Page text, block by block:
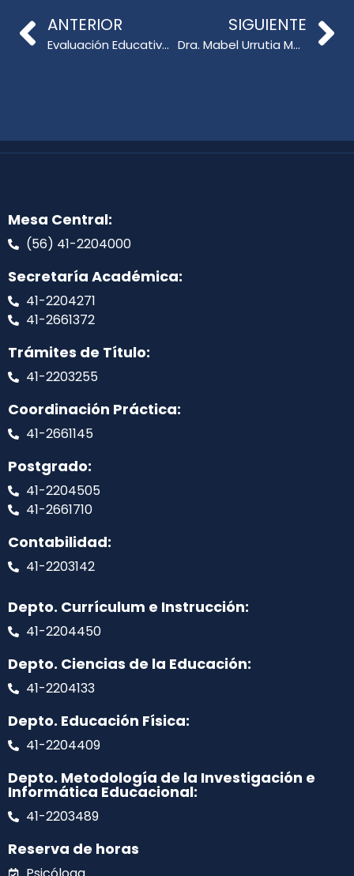
ANTERIOR
Evaluación Educativa para el Futuro: De los contenidos a las competencias y los aprendizajes
SIGUIENTE
Dra. Mabel Urrutia Martínez: nueva Profesora Titular de la Facultad de Educación
Mesa Central:
(56) 41-2204000
Secretaría Académica:
41-2204271
41-2661372
Trámites de Título:
41-2203255
Coordinación Práctica:
41-2661145
Postgrado:
41-2204505
41-2661710
Contabilidad:
41-2203142
Depto. Currículum e Instrucción:
41-2204450
Depto. Ciencias de la Educación:
41-2204133
Depto. Educación Física:
41-2204409
Depto. Metodología de la Investigación e
Informática Educacional:
41-2203489
Reserva de horas